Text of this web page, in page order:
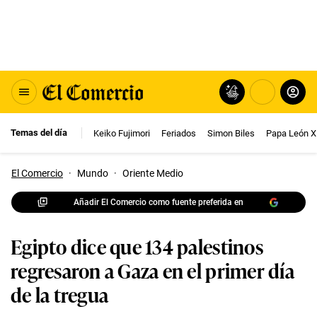
Temas del día Keiko Fujimori Feriados Simon Biles Papa León
El Comercio · Mundo · Oriente Medio
Añadir El Comercio como fuente preferida en
Egipto dice que 134 palestinos
regresaron a Gaza en el primer día
de la tregua